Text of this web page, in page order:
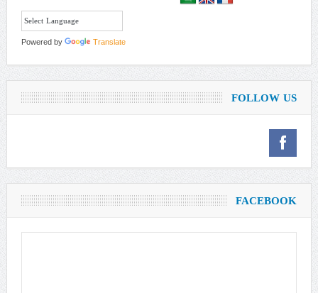
Powered by Translate
FOLLOW US
FACEBOOK